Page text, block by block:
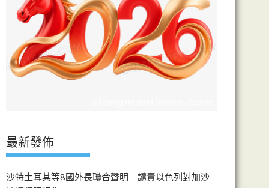
最新發佈
沙特土耳其等8國外長聯合聲明 譴責以色列對加沙